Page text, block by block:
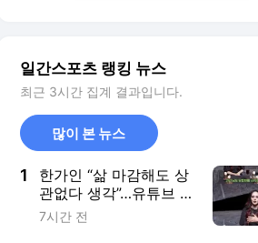
일간스포츠 랭킹 뉴스
최근 3시간 집계 결과입니다.
많이 본 뉴스
1
한가인 “삶 마감해도 상
관없다 생각”…유튜브 시
작 이유
7시간 전